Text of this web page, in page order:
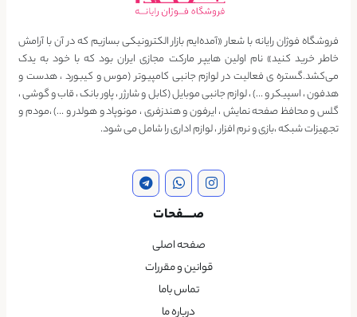
فروشگاه فوژان رایانه با شعار «آمده‌ایم بازار الکترونیکی بسازیم که در آن با آرامش
خاطر خرید کنید» نام اولین هایپر مارکت مجازی ایران بود که با خود به یدک
می‌کشد.گستره ی فعالیت در لوازم جانبی کامپیوتر (موس و کیبورد ، هدست و
هدفون ، اسپیکر و …) ، لوازم جانبی موبایل (کابل و شارژر ، پاور بانک ، قاب و گوشی ،
گلس و محافظ صفحه نمایش ، ایرفون و هندزفری ، مونوپاد و هولدر و …) ،مودم و
تجهیزات شبکه ،بازی و نرم افزار ، لوازم اداری را شامل می شود.
صــــفحات
صفحه اصلی
قوانین و مقررات
تماس باما
درباره ما